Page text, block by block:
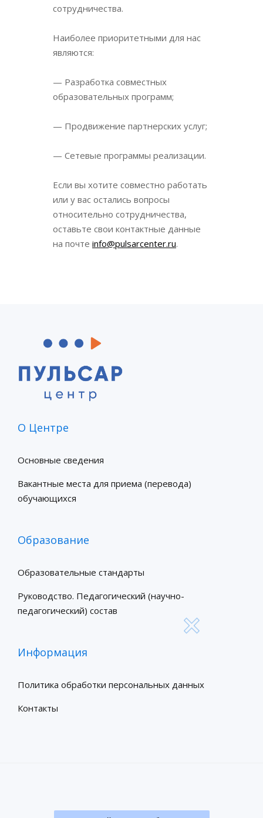
сотрудничества.
Наиболее приоритетными для нас
являются:
— Разработка совместных
образовательных программ;
— Продвижение партнерских услуг;
— Сетевые программы реализации.
Если вы хотите совместно работать
или у вас остались вопросы
относительно сотрудничества,
оставьте свои контактные данные
на почте info@pulsarcenter.ru.
О Центре
Основные сведения
Вакантные места для приема (перевода)
обучающихся
Образование
Образовательные стандарты
Руководство. Педагогический (научно-
педагогический) состав
Информация
Политика обработки персональных данных
Контакты